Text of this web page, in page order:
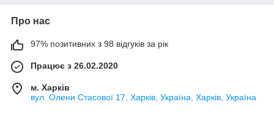
Про нас
97% позитивних з 98 відгуків за рік
Працює з 26.02.2020
м. Харків
вул. Олени Стасової 17, Харків, Україна, Харків, Україна